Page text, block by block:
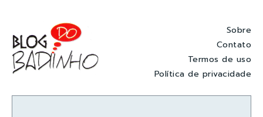
Sobre
Contato
Termos de uso
Política de privacidade